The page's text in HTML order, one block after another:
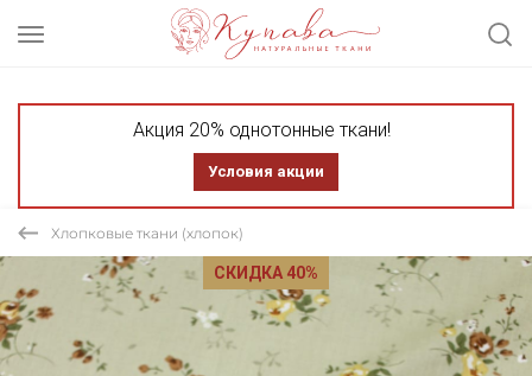
Акция 20% однотонные ткани!
Условия акции
Хлопковые ткани (хлопок)
СКИДКА 40%